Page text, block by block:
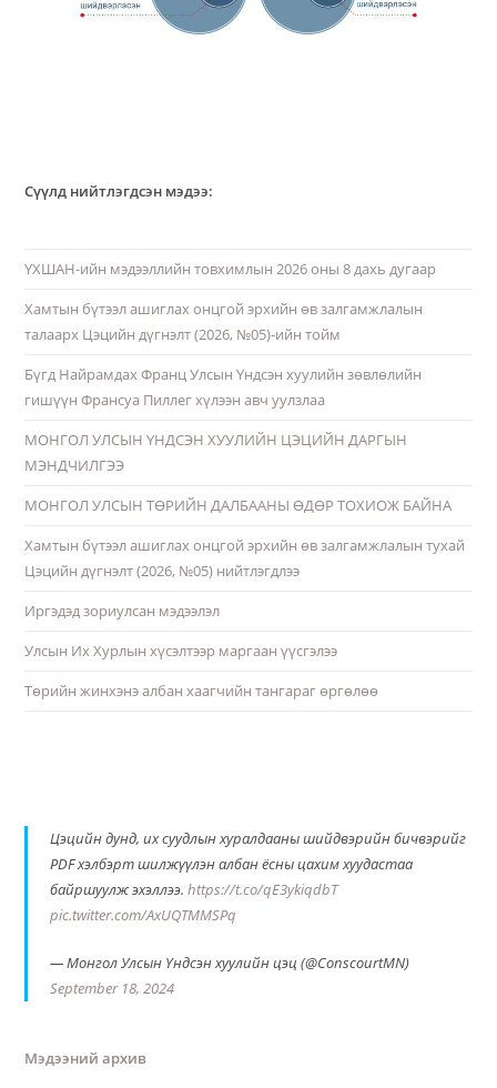
Сүүлд нийтлэгдсэн мэдээ:
ҮХШАН-ийн мэдээллийн товхимлын 2026 оны 8 дахь дугаар
Хамтын бүтээл ашиглах онцгой эрхийн өв залгамжлалын
талаарх Цэцийн дүгнэлт (2026, №05)-ийн тойм
Бүгд Найрамдах Франц Улсын Үндсэн хуулийн зөвлөлийн
гишүүн Франсуа Пиллег хүлээн авч уулзлаа
МОНГОЛ УЛСЫН ҮНДСЭН ХУУЛИЙН ЦЭЦИЙН ДАРГЫН
МЭНДЧИЛГЭЭ
МОНГОЛ УЛСЫН ТӨРИЙН ДАЛБААНЫ ӨДӨР ТОХИОЖ БАЙНА
Хамтын бүтээл ашиглах онцгой эрхийн өв залгамжлалын тухай
Цэцийн дүгнэлт (2026, №05) нийтлэгдлээ
Иргэдэд зориулсан мэдээлэл
Улсын Их Хурлын хүсэлтээр маргаан үүсгэлээ
Төрийн жинхэнэ албан хаагчийн тангараг өргөлөө
Цэцийн дунд, их суудлын хуралдааны шийдвэрийн бичвэрийг
PDF хэлбэрт шилжүүлэн албан ёсны цахим хуудастаа
байршуулж эхэллээ.https://t.co/qE3ykiqdbT
pic.twitter.com/AxUQTMMSPq
— Монгол Улсын Үндсэн хуулийн цэц (@ConscourtMN)
September 18, 2024
Мэдээний архив